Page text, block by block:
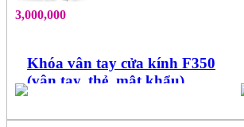
3,000,000
Khóa vân tay cửa kính F350
(vân tay, thẻ, mật khẩu)